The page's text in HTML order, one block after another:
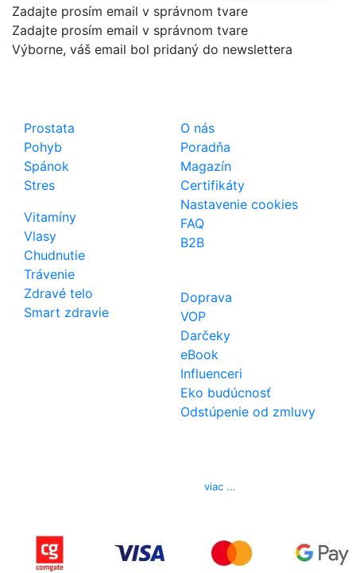
Zadajte prosím email v správnom tvare
Zadajte prosím email v správnom tvare
Výborne, váš email bol pridaný do newslettera
Prostata
Pohyb
Spánok
Stres
Vitamíny
Vlasy
Chudnutie
Trávenie
Zdravé telo
Smart zdravie
O nás
Poradňa
Magazín
Certifikáty
Nastavenie cookies
FAQ
B2B
Doprava
VOP
Darčeky
eBook
Influenceri
Eko budúcnosť
Odstúpenie od zmluvy
viac ...